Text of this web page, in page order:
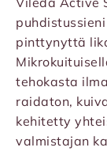
pinttynyttä
tehokasta
raidaton,
kehitetty
valmistajan